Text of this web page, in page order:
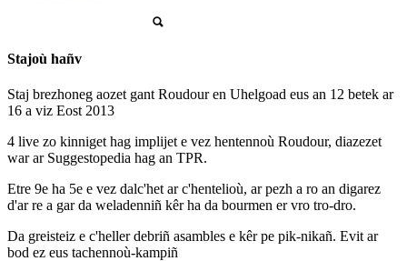
Stajoù hañv
Staj brezhoneg aozet gant Roudour en Uhelgoad eus an 12 betek ar
16 a viz Eost 2013
4 live zo kinniget hag implijet e vez hentennoù Roudour, diazezet
war ar Suggestopedia hag an TPR.
Etre 9e ha 5e e vez dalc'het ar c'hentelioù, ar pezh a ro an digarez
d'ar re a gar da weladenniñ kêr ha da bourmen er vro tro-dro.
Da greisteiz e c'heller debriñ asambles e kêr pe pik-nikañ. Evit ar
bod ez eus tachennoù-kampiñ